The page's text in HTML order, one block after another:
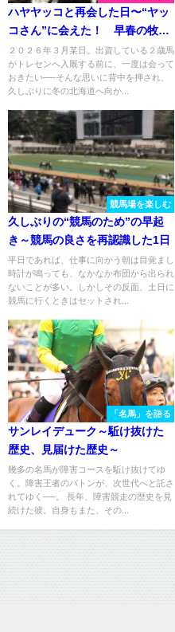
ハヤヤッコと再会した日〜“ヤッ
コさん”に会えた！ 早春の牧場
見学記〜
２０２６年３月某日。出資している２歳馬
がトレセンへ入厩する前に、一度は会って
おきたい──そんな思いに背中を押され、
久しぶりに冬の北海道へ向か...
競馬場を楽しむ
久しぶりの“競馬のため”の早起
き～競馬の良さを再認識した1日
平日であれば、仕事に向かう朝は目覚まし
時計が鳴っても、なかなか布団から出られ
ないことが多い。しかしその反面、土日に
競馬に行くときはセットされ...
「名馬」を語る
サンレイデューク～駈け抜けた
歴史、見届けた歴史～
幾多の名馬が障害コースを駈け抜けてゆ
く。障害王者のバトンが、次世代へと託さ
れてゆく──。 長年、障害競走の歴史を見
続けた彼。自身もまた、その...